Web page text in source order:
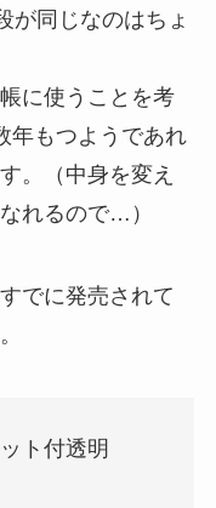
が同じなのはちょ
に使うことを考
年もつようであれ
。（中身を変え
れるので…）
でに発売されて
ト付透明